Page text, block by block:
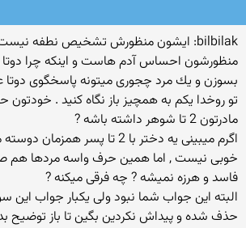
bilbilak: ایشون منظورش تشخیص نطفه نیست
منظورشون احساس آدم هاست و اینكه چرا دوتا
بسوزن و یك مرد چجوری میتونه پاسخگوی
تو روخدا یکم به همچیز باز نگاه کنید . خودتون
مادرتون 2 تا شوهر داشته باشه ?
اگرم میبینی یه دختر با 2 تا پسر
خوبی نیست , اما همین حرف واسه مردها هم
فاسد و هرزه نمیشه ? چه فرقی میکنه ?
البته این جواب شما نبود ولی یکبار جواب این
حذف شده و پیداش نکردین بگین تا باز توضیح